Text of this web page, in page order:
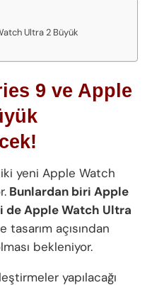
Ultra 2 Büyük
9 ve Apple
yeni Apple Watch
Bunlardan biri Apple
de Apple Watch Ultra
açısından
bekleniyor.
yapılacağı